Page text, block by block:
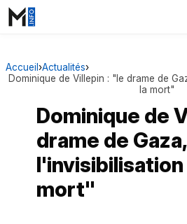
Accueil ›Actualités›
Dominique de Villepin : "le drame de
la mort"
Dominique de
drame de
l'invisibilisation
mort"